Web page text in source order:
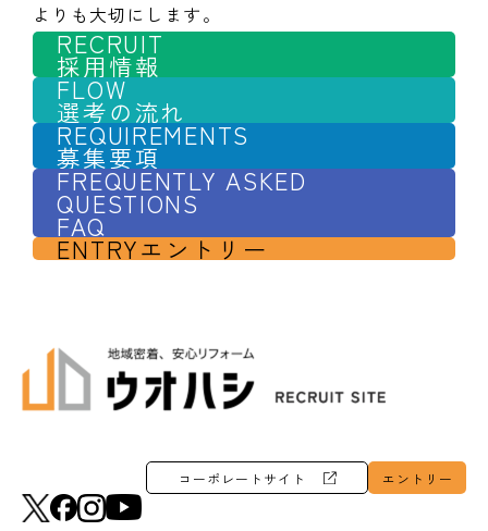
よりも大切にします。
RECRUIT
採用情報
FLOW
選考の流れ
REQUIREMENTS
募集要項
FREQUENTLY ASKED
QUESTIONS
FAQ
ENTRYエントリー
コーポレートサイト エントリー